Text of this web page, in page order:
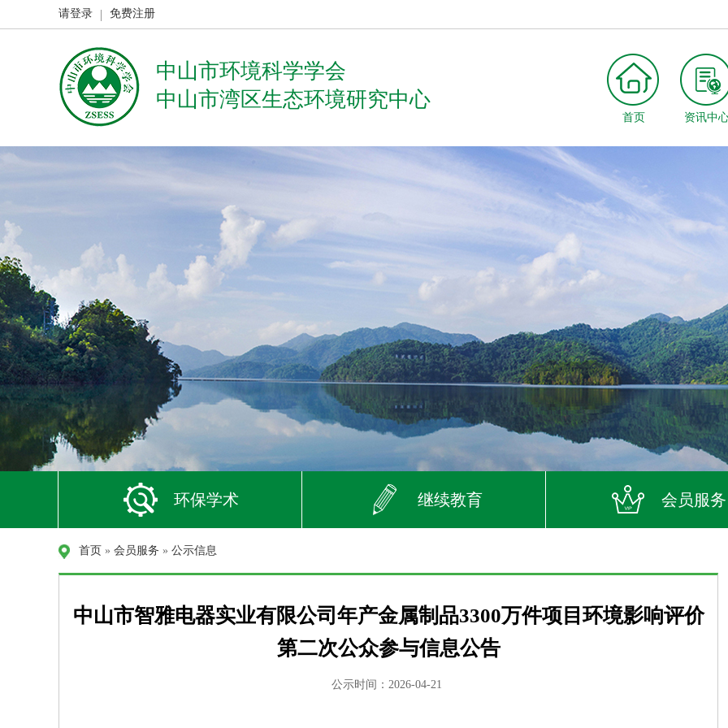
请登录 免费注册
中山市环境科学学会
中山市湾区生态环境研究中心
首页 资讯中
环保学术 继续教育 会员服务
首页 » 会员服务 » 公示信息
中山市智雅电器实业有限公司年产金属制品3300万件项目环境影响评价
第二次公众参与信息公告
公示时间：2026-04-21